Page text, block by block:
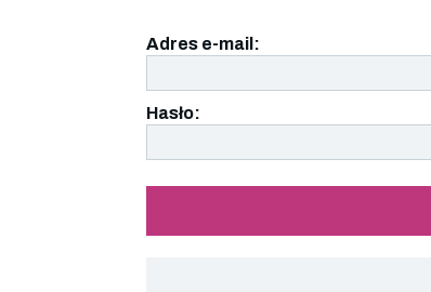
Adres e-mail:
Hasło: